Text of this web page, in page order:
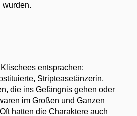
wurden.
entsprachen:
Stripteasetänzerin,
die ins Gefängnis gehen oder
im Großen und Ganzen
hatten die Charaktere auch